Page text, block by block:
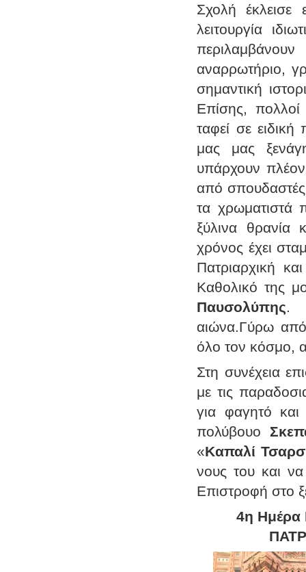
Σχολή έκλεισε
λειτουργία
αναρρωτήριο,
σημαντική
Επίσης,
ταφεί σε
μας μας
υπάρχουν
από σπουδαστές
τα χρωματιστά
ξύλινα θρανία
χρόνος έχει
Πατριαρχική
Καθολικό της
Παυσολύπης.
αιώνα.Γύρω από
όλο τον κόσμο,
Στη συνέχεια
με τις
για φαγητό
πολύβουο
«Καπαλί
νους του και
Επιστροφή στο
4η Ημέρα